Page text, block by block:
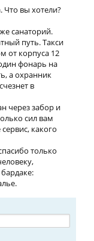
Что вы хотели?
санаторий.
путь. Такси
от корпуса 12
фонарь на
а охранник
в
через забор и
сил вам
какого
только